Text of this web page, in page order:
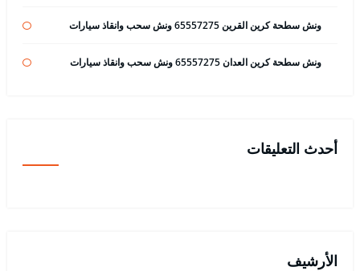
ونش سطحة كرين القرين 65557275 ونش سحب وانقاذ سيارات
ونش سطحة كرين العدان 65557275 ونش سحب وانقاذ سيارات
أحدث التعليقات
الأرشيف